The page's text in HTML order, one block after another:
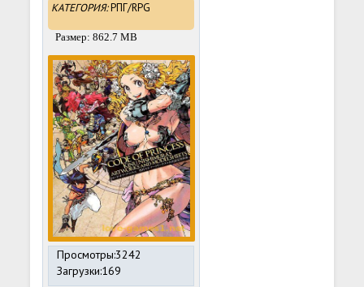
КАТЕГОРИЯ:РПГ/RPG
Размер: 862.7 MB
Просмотры:3242
Загрузки:169